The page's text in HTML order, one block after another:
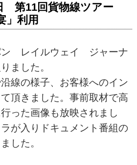
第11回貨物線ツアー
」利用
ン レイルウェイ ジャーナ
ました。
線の様子、お客様へのイン
頂きました。事前取材で高
った画像も放映されまし
が入りドキュメント番組の
した。